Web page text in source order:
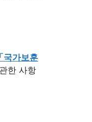
「국가보훈
한 사항